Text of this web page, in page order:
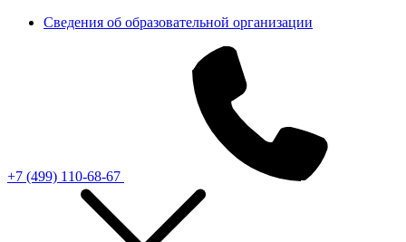
Сведения об образовательной организации
+7 (499) 110-68-67